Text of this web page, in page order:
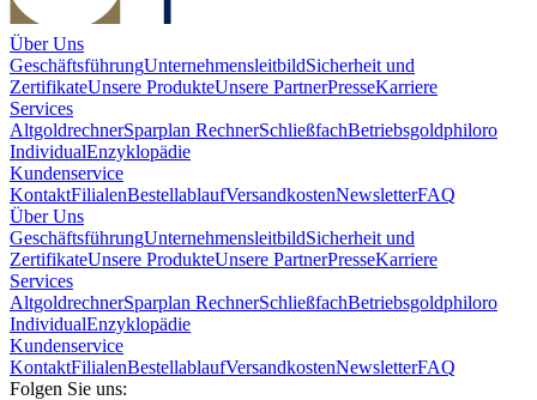
Über Uns
GeschäftsführungUnternehmensleitbildSicherheit und
ZertifikateUnsere ProdukteUnsere PartnerPresseKarriere
Services
AltgoldrechnerSparplan RechnerSchließfachBetriebsgoldphiloro
IndividualEnzyklopädie
Kundenservice
KontaktFilialenBestellablaufVersandkostenNewsletterFAQ
Über Uns
GeschäftsführungUnternehmensleitbildSicherheit und
ZertifikateUnsere ProdukteUnsere PartnerPresseKarriere
Services
AltgoldrechnerSparplan RechnerSchließfachBetriebsgoldphiloro
IndividualEnzyklopädie
Kundenservice
KontaktFilialenBestellablaufVersandkostenNewsletterFAQ
Folgen Sie uns: